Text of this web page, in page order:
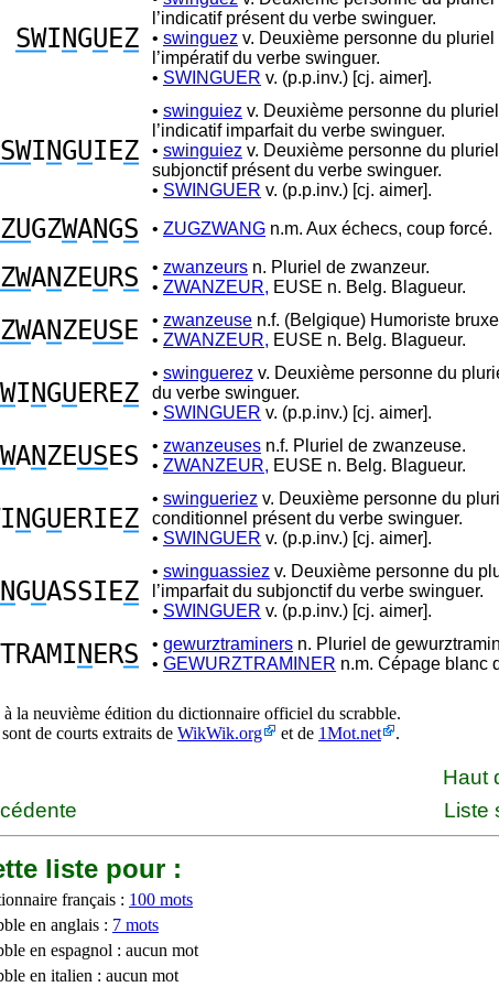
SWI NGUEZ
l’indicatif présent du verbe swinguer.
• swinguez v. Deuxième personne du pluriel
l’impératif du verbe swinguer.
• SWINGUER v. (p.p.inv.) [cj. aimer].
SWI NGUIEZ
• swinguiez v. Deuxième personne du
l’indicatif imparfait du verbe swinguer.
• swinguiez v. Deuxième personne du
subjonctif présent du verbe swinguer.
• SWINGUER v. (p.p.inv.) [cj. aimer].
ZUGZWANGS • ZUGZWANG n.m. Aux échecs, coup forcé.
ZWANZEURS • zwanzeurs n. Pluriel de zwanzeur.
• ZWANZEUR, EUSE n. Belg. Blagueur.
ZWANZEUSE • zwanzeuse n.f. (Belgique) Humoriste
• ZWANZEUR, EUSE n. Belg. Blagueur.
I NGUEREZ
• swinguerez v. Deuxième personne du
du verbe swinguer.
• SWINGUER v. (p.p.inv.) [cj. aimer].
ANZEUSES • zwanzeuses n.f. Pluriel de zwanzeuse.
• ZWANZEUR, EUSE n. Belg. Blagueur.
I NGUERIEZ
• swingueriez v. Deuxième personne du
conditionnel présent du verbe swinguer.
• SWINGUER v. (p.p.inv.) [cj. aimer].
NGUASSIEZ
• swinguassiez v. Deuxième personne du
l’imparfait du subjonctif du verbe swinguer.
• SWINGUER v. (p.p.inv.) [cj. aimer].
TRAMI N ERS • gewurztraminers n. Pluriel de
• GEWURZTRAMINER n.m. Cépage blanc
la neuvième édition du dictionnaire officiel du scrabble.
de courts extraits de WikWik.org et de 1Mot.net .
Haut
Liste
liste pour :
français : 100 mots
en anglais : 7 mots
en espagnol : aucun mot
en italien : aucun mot